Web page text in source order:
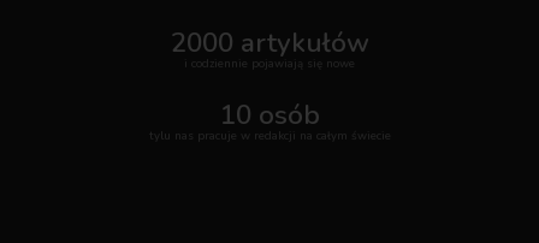
2000 artykułów
i codziennie pojawiają się nowe
10 osób
tylu nas pracuje w redakcji na całym świecie